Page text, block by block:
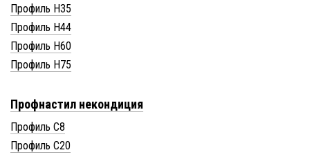
Профиль Н35
Профиль Н44
Профиль Н60
Профиль Н75
Профнастил некондиция
Профиль С8
Профиль С20